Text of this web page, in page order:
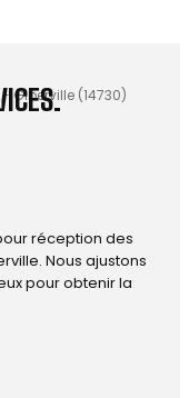
- Giberville (14730)
réception des
Nous ajustons
pour obtenir la